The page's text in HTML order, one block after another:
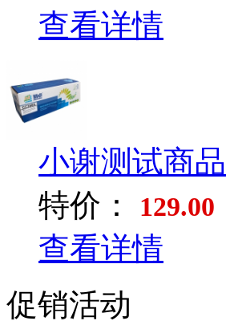
查看详情
小谢测试商
特价：
129.00
查看详情
促销活动